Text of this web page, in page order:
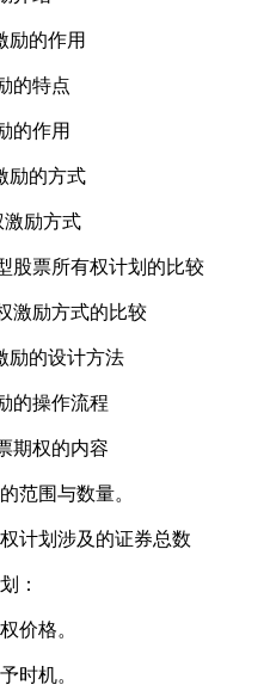
励的作用
的特点
的作用
励的方式
励方式
股票所有权计划的比较
激励方式的比较
励的设计方法
的操作流程
期权的内容
范围与数量。
计划涉及的证券总数
：
价格。
时机。